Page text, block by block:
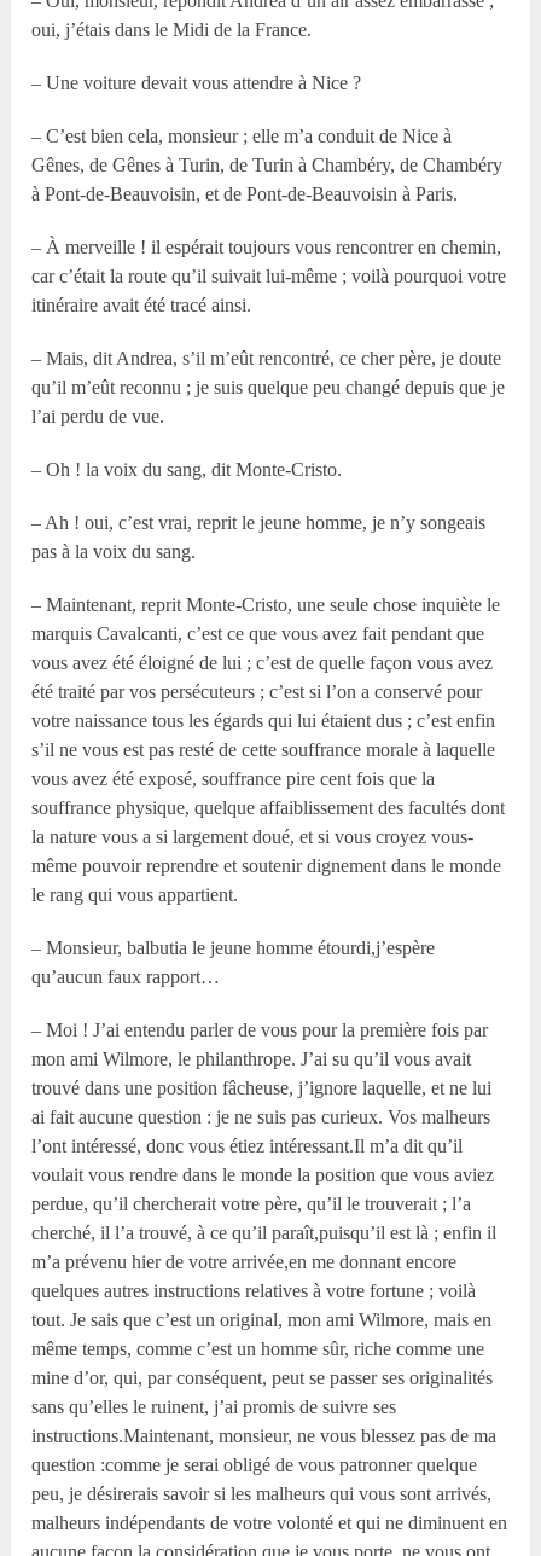
oui, j’étais dans le Midi de la France.
– Une voiture devait vous attendre à Nice ?
– C’est bien cela, monsieur ; elle m’a conduit de Nice à
Gênes, de Gênes à Turin, de Turin à Chambéry, de Chambéry
à Pont-de-Beauvoisin, et de Pont-de-Beauvoisin à Paris.
– À merveille ! il espérait toujours vous rencontrer en chemin,
car c’était la route qu’il suivait lui-même ; voilà pourquoi votre
itinéraire avait été tracé ainsi.
– Mais, dit Andrea, s’il m’eût rencontré, ce cher père, je doute
qu’il m’eût reconnu ; je suis quelque peu changé depuis que je
l’ai perdu de vue.
– Oh ! la voix du sang, dit Monte-Cristo.
– Ah ! oui, c’est vrai, reprit le jeune homme, je n’y songeais
pas à la voix du sang.
– Maintenant, reprit Monte-Cristo, une seule chose inquiète le
marquis Cavalcanti, c’est ce que vous avez fait pendant que
vous avez été éloigné de lui ; c’est de quelle façon vous avez
été traité par vos persécuteurs ; c’est si l’on a conservé pour
votre naissance tous les égards qui lui étaient dus ; c’est enfin
s’il ne vous est pas resté de cette souffrance morale à laquelle
vous avez été exposé, souffrance pire cent fois que la
souffrance physique, quelque affaiblissement des facultés dont
la nature vous a si largement doué, et si vous croyez vous-
même pouvoir reprendre et soutenir dignement dans le monde
le rang qui vous appartient.
– Monsieur, balbutia le jeune homme étourdi,j’espère
qu’aucun faux rapport…
– Moi ! J’ai entendu parler de vous pour la première fois par
mon ami Wilmore, le philanthrope. J’ai su qu’il vous avait
trouvé dans une position fâcheuse, j’ignore laquelle, et ne lui
ai fait aucune question : je ne suis pas curieux. Vos malheurs
l’ont intéressé, donc vous étiez intéressant.Il m’a dit qu’il
voulait vous rendre dans le monde la position que vous aviez
perdue, qu’il chercherait votre père, qu’il le trouverait ; l’a
cherché, il l’a trouvé, à ce qu’il paraît,puisqu’il est là ; enfin il
m’a prévenu hier de votre arrivée,en me donnant encore
quelques autres instructions relatives à votre fortune ; voilà
tout. Je sais que c’est un original, mon ami Wilmore, mais en
même temps, comme c’est un homme sûr, riche comme une
mine d’or, qui, par conséquent, peut se passer ses originalités
sans qu’elles le ruinent, j’ai promis de suivre ses
instructions.Maintenant, monsieur, ne vous blessez pas de ma
question :comme je serai obligé de vous patronner quelque
peu, je désirerais savoir si les malheurs qui vous sont arrivés,
malheurs indépendants de votre volonté et qui ne diminuent en